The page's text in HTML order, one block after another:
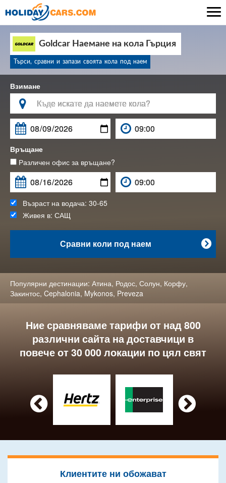
Goldcar Наемане на кола Гърция
Търси, сравни и запази своята кола под наем
Взимане


Връщане
Различен офис за връщане?
Възраст на водача: 30-65
Живея в: САЩ

Сравни коли под наем
Популярни дестинации: Атина, Родос, Солун, Корфу,
Закинтос, Cephalonia, Mykonos, Preveza
Ние сравняваме тарифи от над 800
различни сайта на доставчици в
повече от 30 000 локации по цял свят
 
Клиентите ни обожават